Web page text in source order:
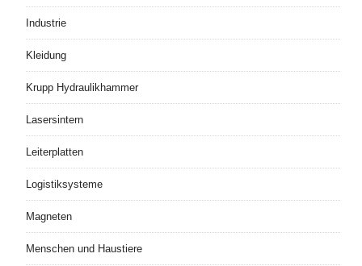
Industrie
Kleidung
Krupp Hydraulikhammer
Lasersintern
Leiterplatten
Logistiksysteme
Magneten
Menschen und Haustiere